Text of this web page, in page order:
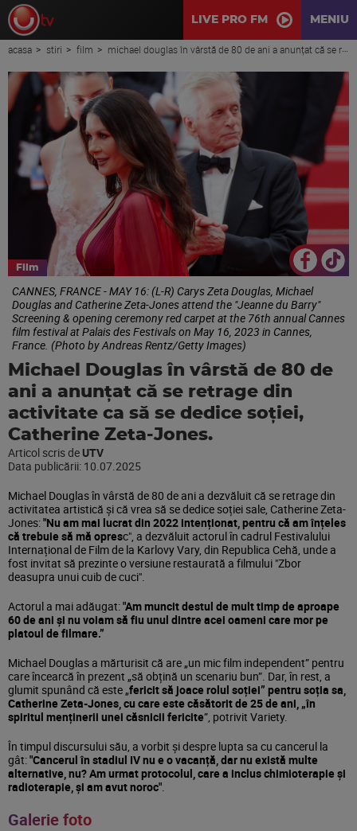
LIVE PRO FM MENIU
acasa stiri film michael douglas în vârstă de 80 de ani a anunțat că se retrage din activitate ca să se dedice soției, catherine zeta-jones.
Film
CANNES, FRANCE - MAY 16: (L-R) Carys Zeta Douglas, Michael
Douglas and Catherine Zeta-Jones attend the "Jeanne du Barry"
Screening & opening ceremony red carpet at the 76th annual Cannes
film festival at Palais des Festivals on May 16, 2023 in Cannes,
France. (Photo by Andreas Rentz/Getty Images)
Michael Douglas în vârstă de 80 de
ani a anunțat că se retrage din
activitate ca să se dedice soției,
Catherine Zeta-Jones.
Articol scris de UTV
Data publicării: 10.07.2025
Michael Douglas în vârstă de 80 de ani a dezvăluit că se retrage din
activitatea artistică şi că vrea să se dedice soției sale, Catherine Zeta-
Jones:"Nu am mai lucrat din 2022 intenționat, pentru că am înțeles
că trebuie să mă opresc", a dezvăluit actorul în cadrul Festivalului
Internațional de Film de la Karlovy Vary, din Republica Cehă, unde a
fost invitat să prezinte o versiune restaurată a filmului "Zbor
deasupra unui cuib de cuci".
Actorul a mai adăugat:"Am muncit destul de mult timp de aproape
60 de ani și nu voiam să fiu unul dintre acei oameni care mor pe
platoul de filmare.”
Michael Douglas a mărturisit că are „un mic film independent” pentru
care încearcă în prezent „să obțină un scenariu bun”. Dar, în rest, a
glumit spunând că este „fericit să joace rolul soției” pentru soția sa,
Catherine Zeta-Jones, cu care este căsătorit de 25 de ani, „în
spiritul menținerii unei căsnicii fericite”, potrivit Variety.
În timpul discursului său, a vorbit și despre lupta sa cu cancerul la
gât:"Cancerul în stadiul IV nu e o vacanță, dar nu există multe
alternative, nu? Am urmat protocolul, care a inclus chimioterapie și
radioterapie, și am avut noroc"
Galerie foto